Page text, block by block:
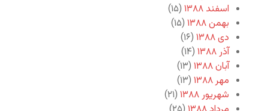
اسفند ۱۳۸۸
(۱۵)
بهمن ۱۳۸۸
(۱۵)
دی ۱۳۸۸
(۱۶)
آذر ۱۳۸۸
(۱۴)
آبان ۱۳۸۸
(۱۳)
مهر ۱۳۸۸
(۱۳)
شهریور ۱۳۸۸
(۲۱)